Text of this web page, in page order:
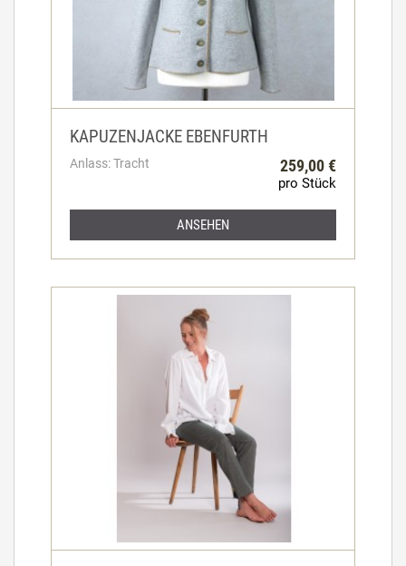
KAPUZENJACKE EBENFURTH
Anlass: Tracht 259,00 €
pro Stück
ANSEHEN